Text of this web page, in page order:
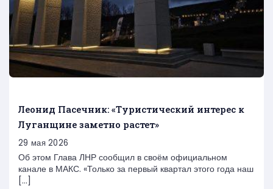
Леонид Пасечник: «Туристический интерес к
Луганщине заметно растет»
29 мая 2026
Об этом Глава ЛНР сообщил в своём официальном
канале в МАКС. «Только за первый квартал этого года наш
[…]